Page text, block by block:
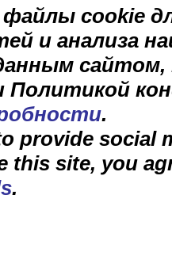
cookie
и анализа
Политикой
.
provide social
this site, you
.